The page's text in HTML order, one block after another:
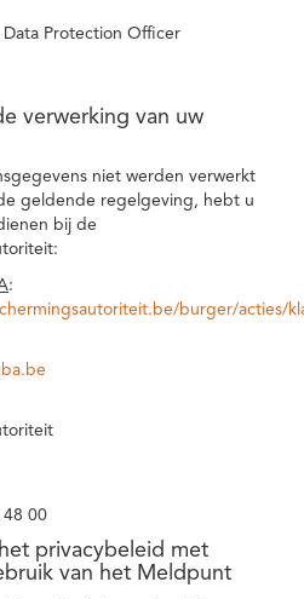
Protection Officer
verwerking van uw
niet werden verwerkt
geldende regelgeving, hebt u
bij de
:
burger/acties/
48 00
privacybeleid met
van het Meldpunt